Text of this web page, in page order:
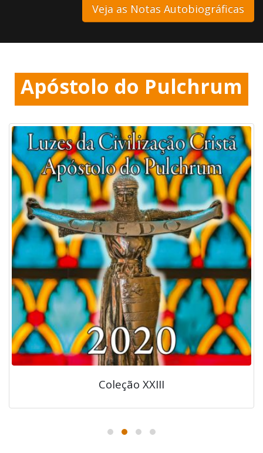
Veja as Notas Autobiográficas
Luzes da Civilização
Apóstolo do Pulchrum
Luzes da Civilização
Coleção XXIII